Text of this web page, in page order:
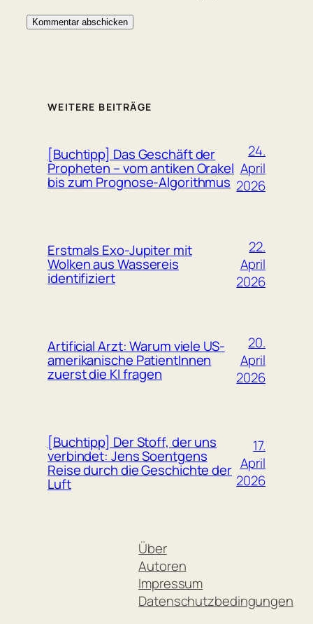
WEITERE BEITRÄGE
[Buchtipp] Das Geschäft der
Propheten – vom antiken Orakel
bis zum Prognose-Algorithmus
24.
April
2026
Erstmals Exo-Jupiter mit
Wolken aus Wassereis
identifiziert
22.
April
2026
Artificial Arzt: Warum viele US-
amerikanische PatientInnen
zuerst die KI fragen
20.
April
2026
[Buchtipp] Der Stoff, der uns
verbindet: Jens Soentgens
Reise durch die Geschichte der
Luft
17.
April
2026
Über
Autoren
Impressum
Datenschutzbedingungen